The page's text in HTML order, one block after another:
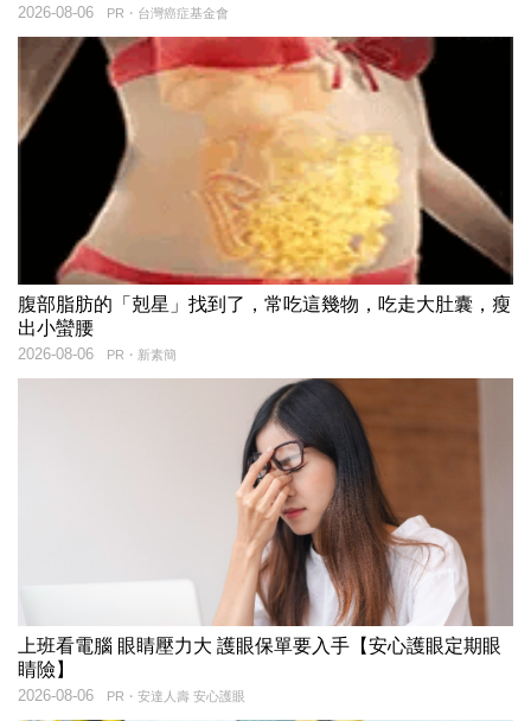
PR・台灣癌症基金會
2026-08-06
腹部脂肪的「剋星」找到了，常吃這幾物，吃走大肚囊，瘦
出小蠻腰
PR・新素簡
2026-08-06
上班看電腦 眼睛壓力大 護眼保單要入手【安心護眼定期眼
睛險】
PR・安達人壽 安心護眼
2026-08-06